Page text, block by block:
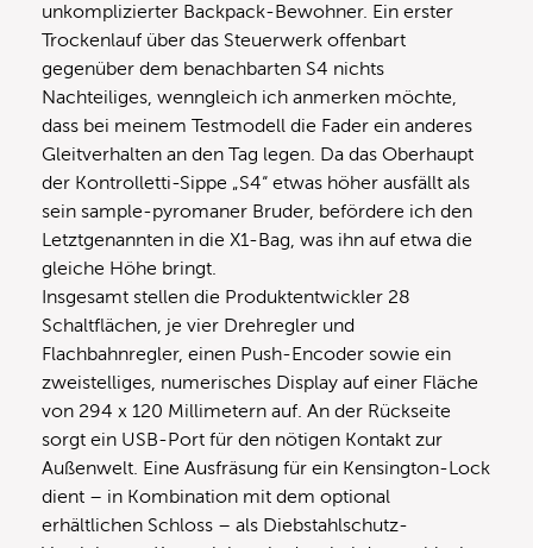
unkomplizierter Backpack-Bewohner. Ein erster
Trockenlauf über das Steuerwerk offenbart
gegenüber dem benachbarten S4 nichts
Nachteiliges, wenngleich ich anmerken möchte,
dass bei meinem Testmodell die Fader ein anderes
Gleitverhalten an den Tag legen. Da das Oberhaupt
der Kontrolletti-Sippe „S4“ etwas höher ausfällt als
sein sample-pyromaner Bruder, befördere ich den
Letztgenannten in die X1-Bag, was ihn auf etwa die
gleiche Höhe bringt.
Insgesamt stellen die Produktentwickler 28
Schaltflächen, je vier Drehregler und
Flachbahnregler, einen Push-Encoder sowie ein
zweistelliges, numerisches Display auf einer Fläche
von 294 x 120 Millimetern auf. An der Rückseite
sorgt ein USB-Port für den nötigen Kontakt zur
Außenwelt. Eine Ausfräsung für ein Kensington-Lock
dient – in Kombination mit dem optional
erhältlichen Schloss – als Diebstahlschutz-